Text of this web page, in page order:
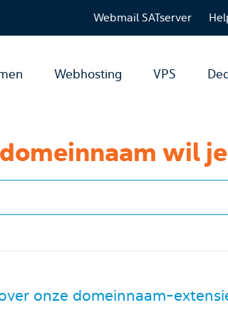
Webmail SATserver
Webhosting VPS
domeinnaam wil
onze domeinnaam-